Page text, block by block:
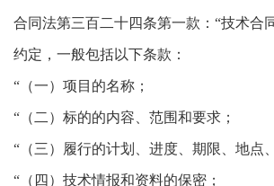
合同法第三百二十四条第一款：“技术合
约定，一般包括以下条款：
“（一）项目的名称；
“（二）标的的内容、范围和要求；
“（三）履行的计划、进度、期限、地点
“（四）技术情报和资料的保密；